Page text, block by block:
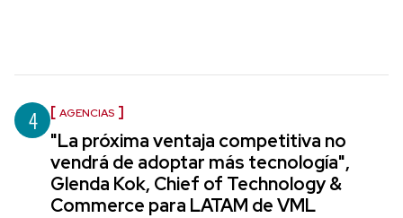
4 AGENCIAS
"La próxima ventaja competitiva no
vendrá de adoptar más tecnología",
Glenda Kok, Chief of Technology &
Commerce para LATAM de VML